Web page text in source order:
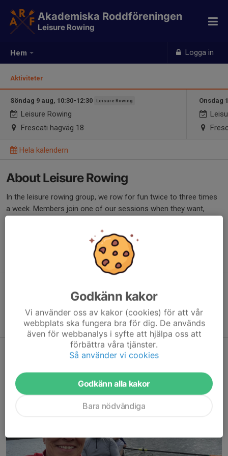
Hem Logga in
Akademiska Roddföreningen
Leisure Rowing
Aktiviteter
Söndag 9 aug, 10:30-12:30 Leisure Rowing
Leisure Rowing
Frescati hagväg 18
Onsdag
Hela kalendern
About Leisure Rowing
In the leisure rowing group, we row for fun twice to three times
a week. Members join one of our sessions when they want,
decide who takes what boat and what we do together when we
Maarten can help you out!
Training Times
Wednesday 17:30-19:30
Sunday 10:00-12:00
Godkänn kakor
Vi använder oss av kakor (cookies) för att vår
webbplats ska fungera bra för dig. De används
även för webbanalys i syfte att hjälpa oss att
förbättra våra tjänster.
Så använder vi cookies
Godkänn alla kakor
Bara nödvändiga